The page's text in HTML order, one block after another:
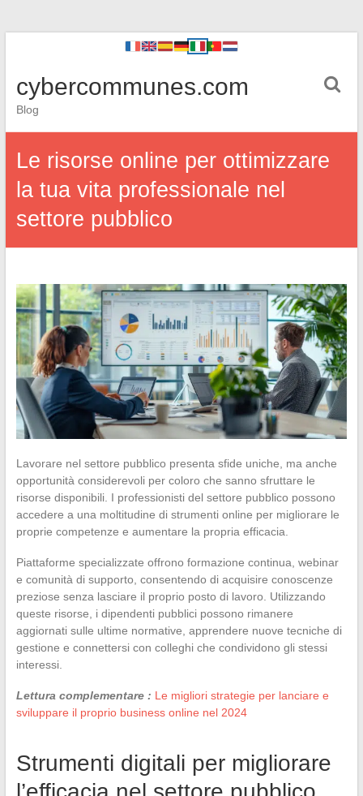
cybercommunes.com
Blog
Le risorse online per ottimizzare
la tua vita professionale nel
settore pubblico
Lavorare nel settore pubblico presenta sfide uniche, ma anche
opportunità considerevoli per coloro che sanno sfruttare le
risorse disponibili. I professionisti del settore pubblico possono
accedere a una moltitudine di strumenti online per migliorare le
proprie competenze e aumentare la propria efficacia.
Piattaforme specializzate offrono formazione continua, webinar
e comunità di supporto, consentendo di acquisire conoscenze
preziose senza lasciare il proprio posto di lavoro. Utilizzando
queste risorse, i dipendenti pubblici possono rimanere
aggiornati sulle ultime normative, apprendere nuove tecniche di
gestione e connettersi con colleghi che condividono gli stessi
interessi.
Lettura complementare : Le migliori strategie per lanciare e
sviluppare il proprio business online nel 2024
Strumenti digitali per migliorare